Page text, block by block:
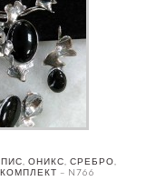
ОНИКС, СРЕБРО,
– N766